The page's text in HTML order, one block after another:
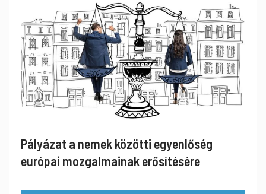
Pályázat a nemek közötti egyenlőség
európai mozgalmainak erősítésére